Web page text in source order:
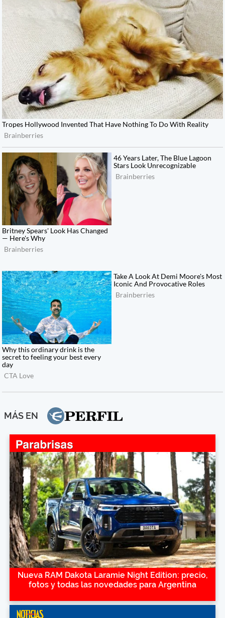
MÁS EN
Nueva RAM Dakota Laramie Night Edition: precio,
fotos y todas las novedades para Argentina